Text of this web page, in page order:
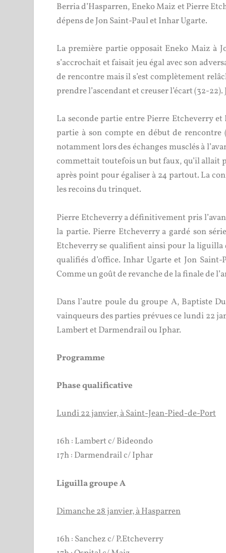
Berria d’Hasparren, Eneko Maiz et Pierre
dépens de Jon Saint-Paul et Inhar Ugarte.
La première partie opposait Eneko Maiz à
s’accrochait et faisait jeu égal avec son
de rencontre mais il s’est complètement
prendre l’ascendant et creuser l’écart (32-
La seconde partie entre Pierre Etcheverry et
partie à son compte en début de rencontre
notamment lors des échanges musclés à
commettait toutefois un but faux, qu’il allait
après point pour égaliser à 24 partout. La
les recoins du trinquet.
Pierre Etcheverry a définitivement pris
la partie. Pierre Etcheverry a gardé son
Etcheverry se qualifient ainsi pour la
qualifiés d’office. Inhar Ugarte et Jon
Comme un goût de revanche de la finale de
Dans l’autre poule du groupe A, Baptiste
vainqueurs des parties prévues ce lundi 22
Lambert et Darmendrail ou Iphar.
Programme
Phase qualificative
Lundi 22 janvier, à Saint-Jean-Pied-de-Port
16h : Lambert c/ Bideondo
17h : Darmendrail c/ Iphar
Liguilla groupe A
Dimanche 28 janvier, à Hasparren
16h : Sanchez c/ P.Etcheverry